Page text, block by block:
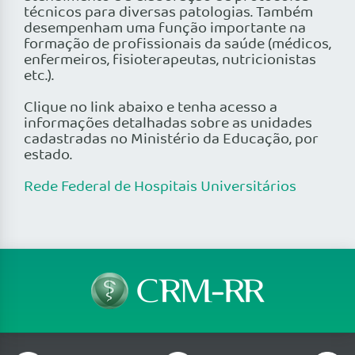
técnicos para diversas patologias. Também
desempenham uma função importante na
formação de profissionais da saúde (médicos,
enfermeiros, fisioterapeutas, nutricionistas
etc.).
Clique no link abaixo e tenha acesso a
informações detalhadas sobre as unidades
cadastradas no Ministério da Educação, por
estado.
Rede Federal de Hospitais Universitários